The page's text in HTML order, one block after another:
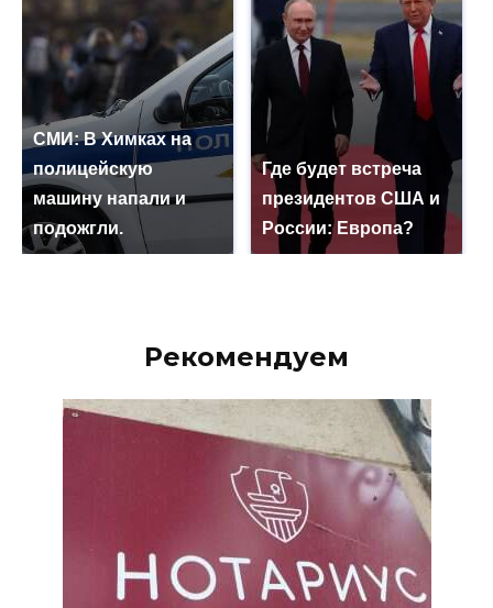
СМИ: В Химках на
полицейскую
машину напали и
подожгли.
Где будет встреча
президентов США и
России: Европа?
Рекомендуем